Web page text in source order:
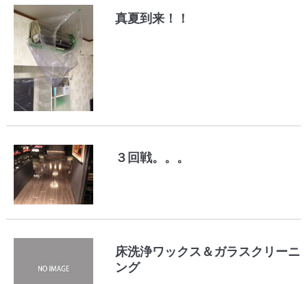
真夏到来！！
３回戦。。。
床洗浄ワックス＆ガラスクリーニ
ング